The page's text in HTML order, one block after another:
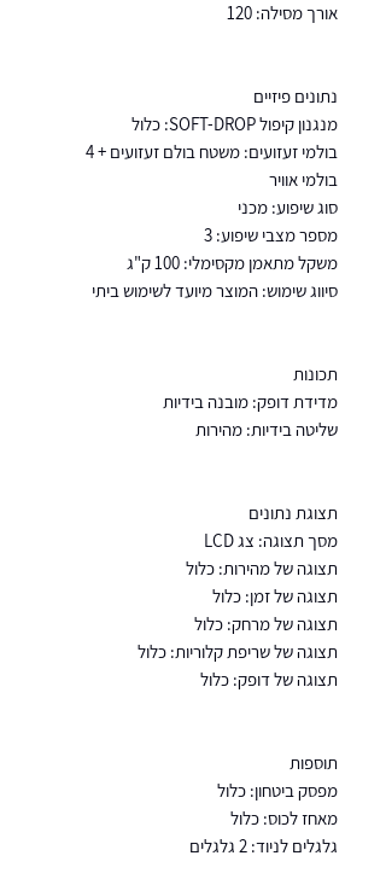
אורך מסילה: 120
נתונים פיזיים
מנגנון קיפול SOFT-DROP: כלול
בולמי זעזועים: משטח בולם זעזועים + 4
בולמי אוויר
סוג שיפוע: מכני
מספר מצבי שיפוע: 3
משקל מתאמן מקסימלי: 100 ק"ג
סיווג שימוש: המוצר מיועד לשימוש ביתי
תכונות
מדידת דופק: מובנה בידיות
שליטה בידיות: מהירות
תצוגת נתונים
מסך תצוגה: צג LCD
תצוגה של מהירות: כלול
תצוגה של זמן: כלול
תצוגה של מרחק: כלול
תצוגה של שריפת קלוריות: כלול
תצוגה של דופק: כלול
תוספות
מפסק ביטחון: כלול
מאחז לכוס: כלול
גלגלים לניוד: 2 גלגלים